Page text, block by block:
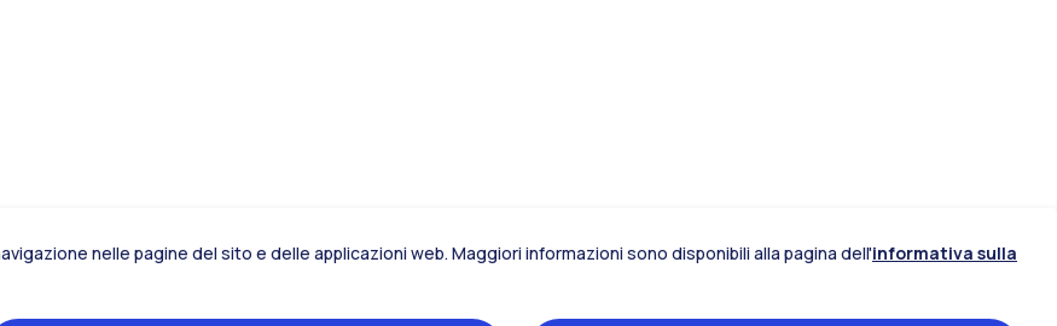
nelle pagine del sito e delle applicazioni web. Maggiori informazioni sono disponibili alla pagina dell'informativa sulla